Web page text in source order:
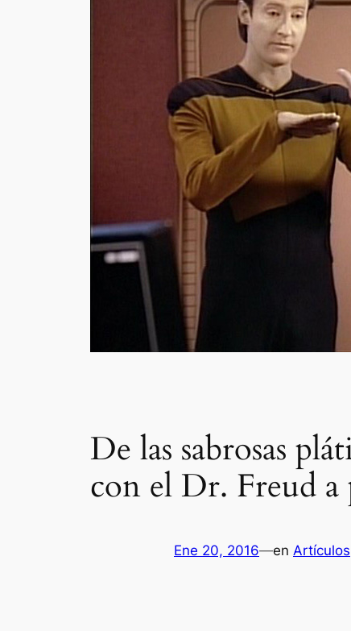
De las sabrosas
con el Dr. Freud a
Ene 20, 2016—en Artículos